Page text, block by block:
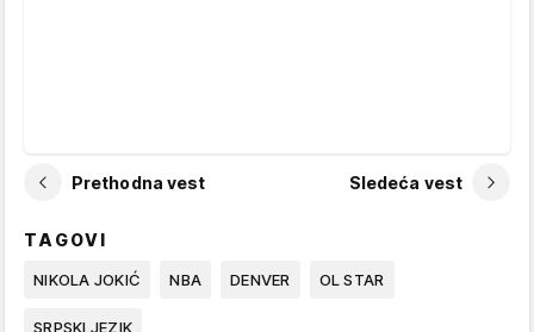
Prethodna vest Sledeća vest
TAGOVI
NIKOLA JOKIĆ NBA DENVER OL STAR
SRPSKI JEZIK